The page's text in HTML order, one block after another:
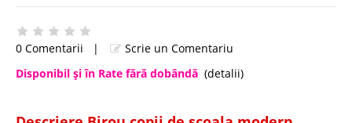
0 Comentarii |
Scrie un Comentariu
Disponibil şi în Rate fără dobândă (detalii)